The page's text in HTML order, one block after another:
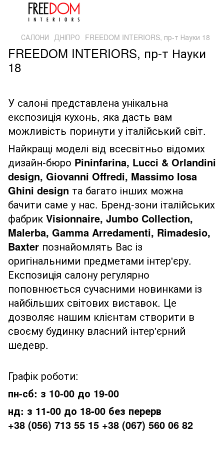
САЛОНИ ДНІПРО FREEDOM INTERIORS, пр-т Науки 18
FREEDOM INTERIORS, пр-т Науки
18
У салоні представлена унікальна
експозиція кухонь, яка дасть вам
можливість поринути у італійський світ.
Найкращі моделі від всесвітньо відомих
дизайн-бюро Pininfarina, Lucci & Orlandini
design, Giovanni Offredi, Massimo Iosa
Ghini design та багато інших можна
бачити саме у нас. Бренд-зони італійських
фабрик Visionnaire, Jumbo Collection,
Malerba, Gamma Arredamenti, Rimadesio,
Baxter познайомлять Вас із
оригінальними предметами інтер'єру.
Експозиція салону регулярно
поповнюється сучасними новинками із
найбільших світових виставок. Це
дозволяє нашим клієнтам створити в
своєму будинку власний інтер'єрний
шедевр.
Графік роботи:
пн-сб: з 10-00 до 19-00
нд: з 11-00 до 18-00 без перерв
+38 (056) 713 55 15 +38 (067) 560 06 82